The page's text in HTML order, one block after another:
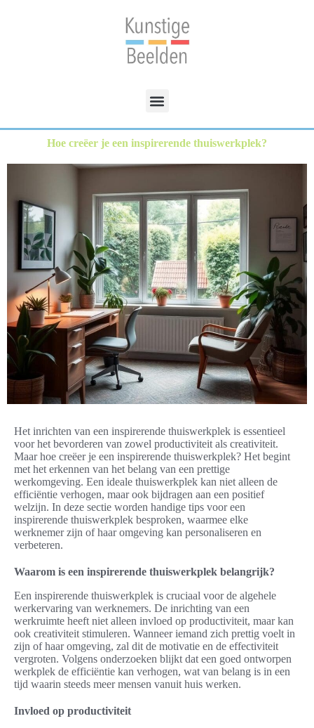
Hoe creëer je een inspirerende thuiswerkplek?
Het inrichten van een inspirerende thuiswerkplek is essentieel
voor het bevorderen van zowel productiviteit als creativiteit.
Maar hoe creëer je een inspirerende thuiswerkplek? Het begint
met het erkennen van het belang van een prettige
werkomgeving. Een ideale thuiswerkplek kan niet alleen de
efficiëntie verhogen, maar ook bijdragen aan een positief
welzijn. In deze sectie worden handige tips voor een
inspirerende thuiswerkplek besproken, waarmee elke
werknemer zijn of haar omgeving kan personaliseren en
verbeteren.
Waarom is een inspirerende thuiswerkplek belangrijk?
Een inspirerende thuiswerkplek is cruciaal voor de algehele
werkervaring van werknemers. De inrichting van een
werkruimte heeft niet alleen invloed op productiviteit, maar kan
ook creativiteit stimuleren. Wanneer iemand zich prettig voelt in
zijn of haar omgeving, zal dit de motivatie en de effectiviteit
vergroten. Volgens onderzoeken blijkt dat een goed ontworpen
werkplek de efficiëntie kan verhogen, wat van belang is in een
tijd waarin steeds meer mensen vanuit huis werken.
Invloed op productiviteit